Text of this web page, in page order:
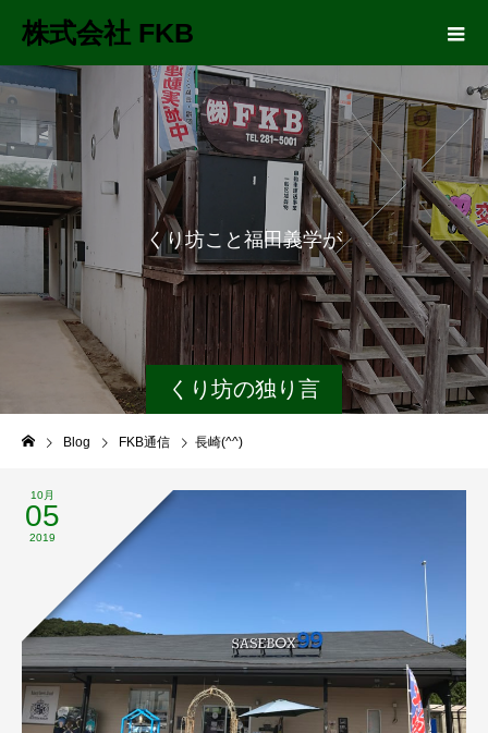
株式会社 FKB
くり坊の独り言
くり坊 と 福田 義 学が
長距離
Blog FKB通信 長崎(^^)
10月
05
2019